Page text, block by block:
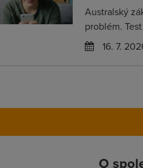
Australský
problém.
16. 7.
O